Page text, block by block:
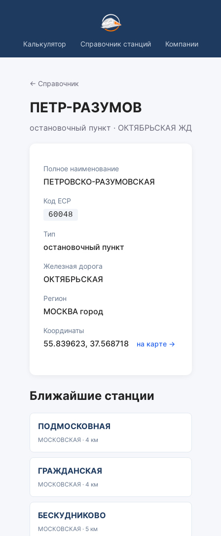
Калькулятор Справочник станций Компании
← Справочник
ПЕТР-РАЗУМОВ
остановочный пункт · ОКТЯБРЬСКАЯ ЖД
Полное наименование
ПЕТРОВСКО-РАЗУМОВСКАЯ
Код ЕСР
60048
Тип
остановочный пункт
Железная дорога
ОКТЯБРЬСКАЯ
Регион
МОСКВА город
Координаты
55.839623, 37.568718 на карте →
Ближайшие станции
ПОДМОСКОВНАЯ
МОСКОВСКАЯ · 4 км
ГРАЖДАНСКАЯ
МОСКОВСКАЯ · 4 км
БЕСКУДНИКОВО
МОСКОВСКАЯ · 5 км